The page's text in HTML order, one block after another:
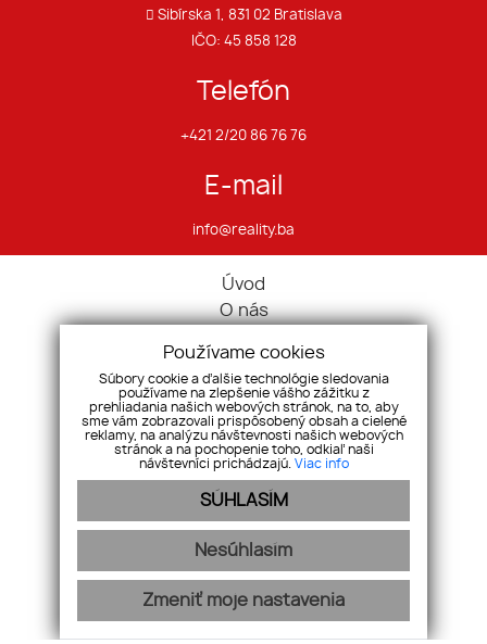
Sibírska 1, 831 02 Bratislava
IČO: 45 858 128
Telefón
+421 2/20 86 76 76
E-mail
info@reality.ba
Úvod
O nás
Pravidlá cookies
Ponúknite nám
Služby
Kontakt
Ochrana osobných údajov
Domy
Pozemky
Komerčné nehnuteľnosti
Používame cookies
Súbory cookie a ďalšie technológie sledovania
používame na zlepšenie vášho zážitku z
prehliadania našich webových stránok, na to, aby
sme vám zobrazovali prispôsobený obsah a cielené
reklamy, na analýzu návštevnosti našich webových
stránok a na pochopenie toho, odkiaľ naši
návštevníci prichádzajú. Viac info
SÚHLASÍM
Nesúhlasím
Zmeniť moje nastavenia